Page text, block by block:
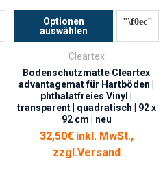
Optionen
auswählen
Cleartex
Bodenschutzmatte Cleartex
advantagemat für Hartböden |
phthalatfreies Vinyl |
transparent | quadratisch | 92 x
92 cm | neu
32,50€ inkl. MwSt.,
zzgl.Versand